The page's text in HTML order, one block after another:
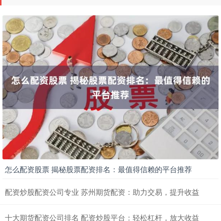
怎么配资股票 揭秘股票配资排名：最值得信赖的平台推荐
配资炒股配资公司专业 苏州期货配资：助力交易，提升收益
十大期货配资公司排名 配资炒股平台：轻松杠杆，放大收益